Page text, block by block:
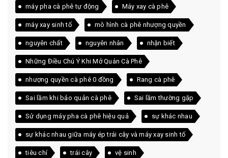
máy pha cà phê tự động Máy xay cà phê
máy xay sinh tố mô hình cà phê nhượng quyền
nguyên chất nguyên nhân nhận biết
Những Điều Chú Ý Khi Mở Quán Cà Phê
nhượng quyền cà phê 0 đồng Rang cà phê
Sai lầm khi bảo quản cà phê Sai lầm thường gặp
Sử dụng máy pha cà phê hiệu quả sự khác nhau
sự khác nhau giữa máy ép trái cây và máy xay sinh tố
tiêu chí trái cây vệ sinh